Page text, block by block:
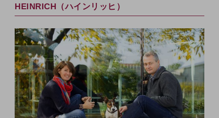
HEINRICH（ハインリッヒ）